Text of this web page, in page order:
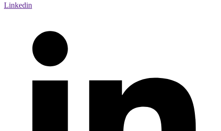
Linkedin